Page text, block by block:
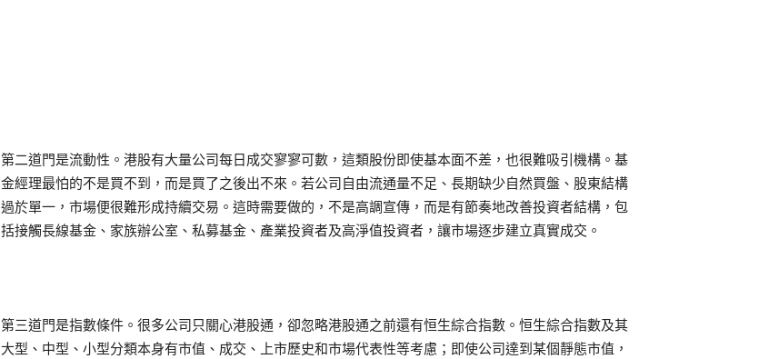
第二道門是流動性。港股有大量公司每日成交寥寥可數，這類股份即使基本面不差，也很難吸引機構。基
金經理最怕的不是買不到，而是買了之後出不來。若公司自由流通量不足、長期缺少自然買盤、股東結構
過於單一，市場便很難形成持續交易。這時需要做的，不是高調宣傳，而是有節奏地改善投資者結構，包
括接觸長線基金、家族辦公室、私募基金、產業投資者及高淨值投資者，讓市場逐步建立真實成交。
第三道門是指數條件。很多公司只關心港股通，卻忽略港股通之前還有恒生綜合指數。恒生綜合指數及其
大型、中型、小型分類本身有市值、成交、上市歷史和市場代表性等考慮；即使公司達到某個靜態市值，